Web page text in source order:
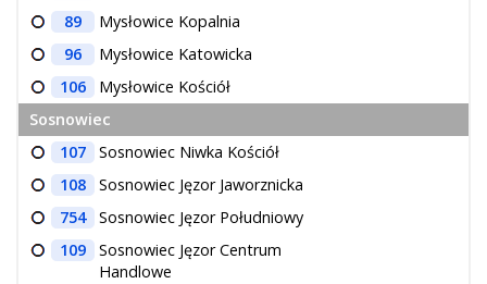
89
Mysłowice Kopalnia
96
Mysłowice Katowicka
106
Mysłowice Kościół
Sosnowiec
107
Sosnowiec Niwka Kościół
108
Sosnowiec Jęzor Jaworznicka
754
Sosnowiec Jęzor Południowy
109
Sosnowiec Jęzor Centrum
Handlowe